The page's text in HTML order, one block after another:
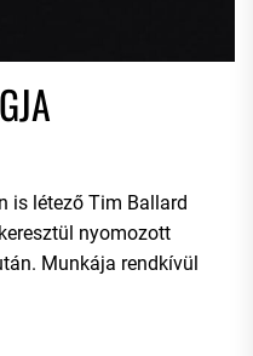
is létező Tim Ballard
nyomozott
Munkája rendkívül